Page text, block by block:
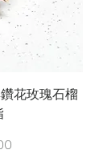
花玫瑰石榴